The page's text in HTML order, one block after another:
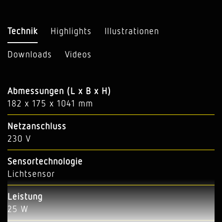
Technik Highlights Illustrationen
Downloads Videos
Abmessungen (L x B x H)
182 x 175 x 1041 mm
Netzanschluss
230 V
Sensortechnologie
Lichtsensor
Leistung
25 W